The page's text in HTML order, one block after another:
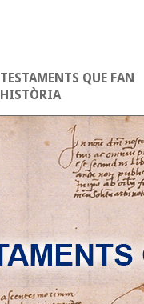
TESTAMENTS QUE FAN
HISTÒRIA